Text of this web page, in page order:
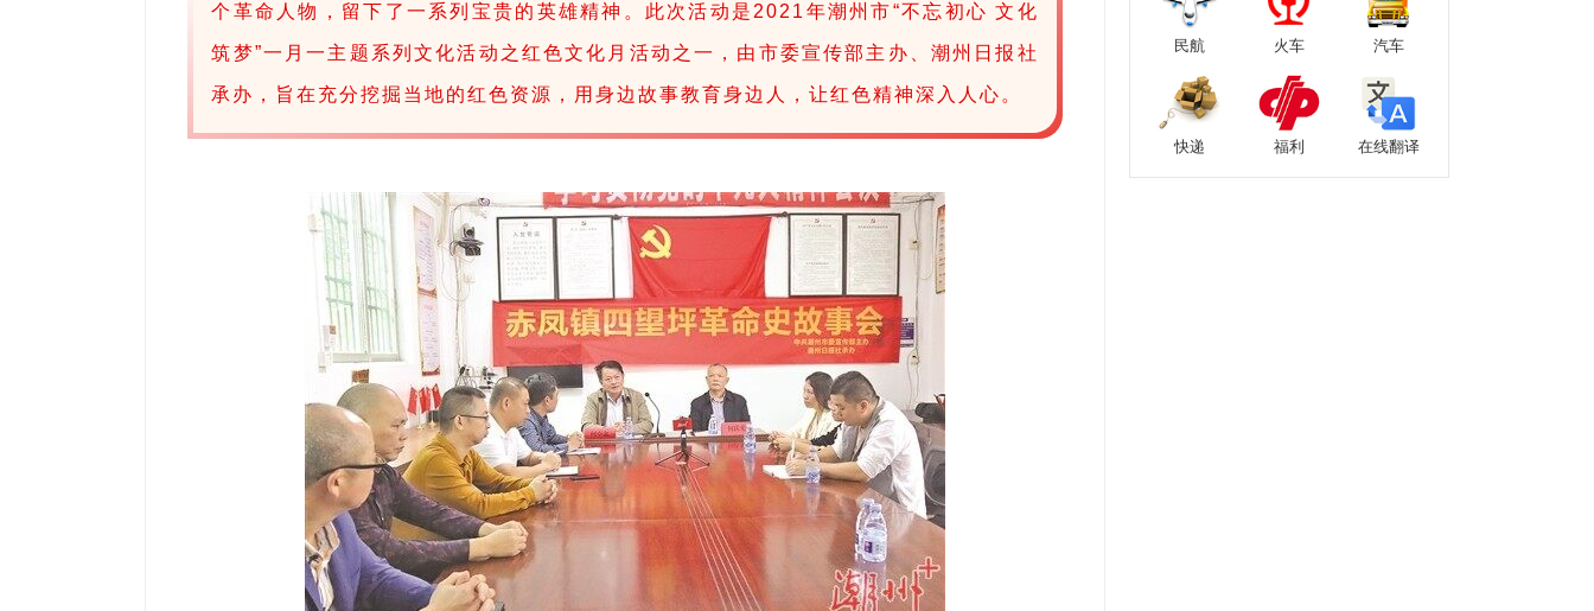
个革命人物，留下了一系列宝贵的英雄精神。此次活动是2021年潮州市“不忘初心 文化
筑梦”一月一主题系列文化活动之红色文化月活动之一，由市委宣传部主办、潮州日报社
承办，旨在充分挖掘当地的红色资源，用身边故事教育身边人，让红色精神深入人心。
民航 火车 汽车
快递 福利 在线翻译